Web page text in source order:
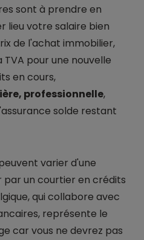
sont à prendre en
lieu votre salaire bien
de l'achat immobilier,
TVA pour une nouvelle
en cours,
professionnelle,
solde restant
varier d'une
par un courtier en crédits
qui collabore avec
représente le
car vous ne devrez pas